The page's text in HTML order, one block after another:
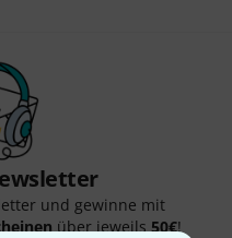
und gewinne mit
über jeweils50€!